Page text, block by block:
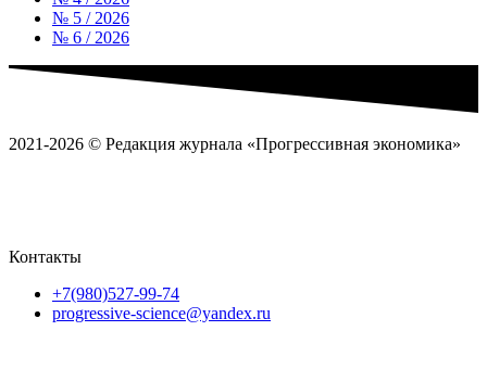
№ 5 / 2026
№ 6 / 2026
2021-2026 © Редакция журнала «Прогрессивная экономика»
Контакты
+7(980)527-99-74
progressive-science@yandex.ru